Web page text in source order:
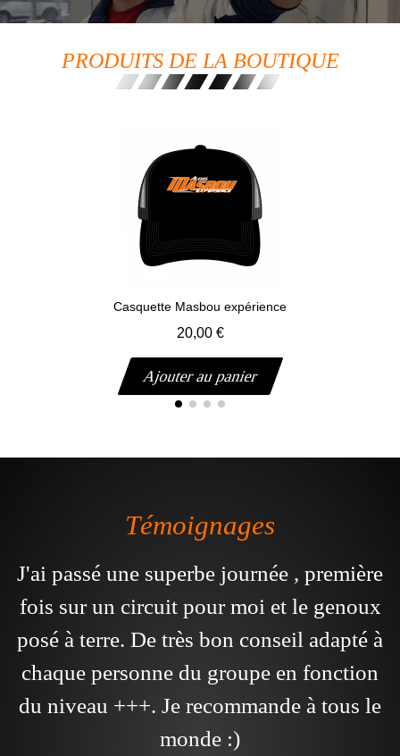
PRODUITS DE LA BOUTIQUE
Aperçu rapide
Casquette Masbou expérience
20,00 €
Ajouter au panier
Témoignages
J'ai passé une superbe journée , première
fois sur un circuit pour moi et le genoux
posé à terre. De très bon conseil adapté à
chaque personne du groupe en fonction
du niveau +++. Je recommande à tous le
monde :)